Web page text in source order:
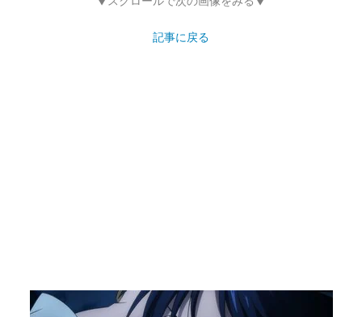
記事に戻る